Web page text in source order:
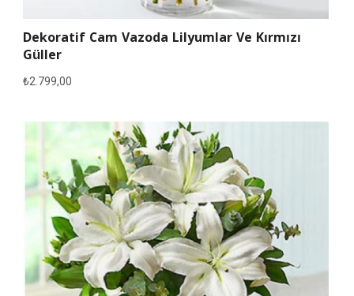
Dekoratif Cam Vazoda Lilyumlar Ve Kırmızı
Güller
₺2.799,00